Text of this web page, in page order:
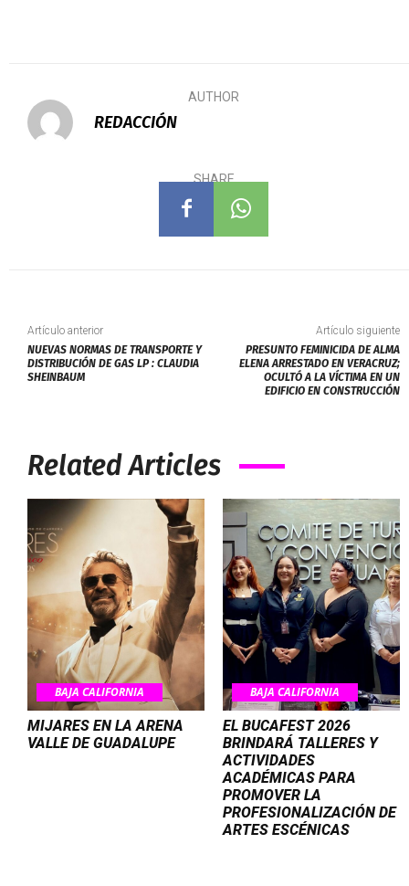
AUTHOR
REDACCIÓN
SHARE
Artículo anterior
NUEVAS NORMAS DE TRANSPORTE Y
DISTRIBUCIÓN DE GAS LP : CLAUDIA
SHEINBAUM
Artículo siguiente
PRESUNTO FEMINICIDA DE ALMA
ELENA ARRESTADO EN VERACRUZ;
OCULTÓ A LA VÍCTIMA EN UN
EDIFICIO EN CONSTRUCCIÓN
Related Articles
BAJA CALIFORNIA
MIJARES EN LA ARENA
VALLE DE GUADALUPE
BAJA CALIFORNIA
EL BUCAFEST 2026
BRINDARÁ TALLERES Y
ACTIVIDADES
ACADÉMICAS PARA
PROMOVER LA
PROFESIONALIZACIÓN DE
ARTES ESCÉNICAS